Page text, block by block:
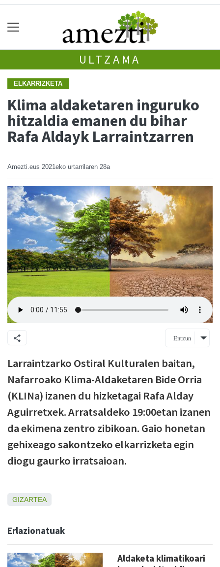
ULTZAMA
ELKARRIZKETA
Klima aldaketaren inguruko
hitzaldia emanen du bihar
Rafa Aldayk Larraintzarren
Amezti.eus 2021eko urtarrilaren 28a
Entzun
Larraintzarko Ostiral Kulturalen baitan,
Nafarroako Klima-Aldaketaren Bide Orria
(KLINa) izanen du hizketagai Rafa Alday
Aguirretxek. Arratsaldeko 19:00etan izanen
da ekimena zentro zibikoan. Gaio honetan
gehixeago sakontzeko elkarrizketa egin
diogu gaurko irratsaioan.
GIZARTEA
Erlazionatuak
Aldaketa klimatikoari